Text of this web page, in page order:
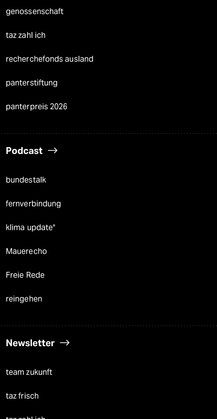
genossenschaft
taz zahl ich
recherchefonds ausland
panterstiftung
panterpreis 2026
Podcast
bundestalk
fernverbindung
klima update°
Mauerecho
Freie Rede
reingehen
Newsletter
team zukunft
taz frisch